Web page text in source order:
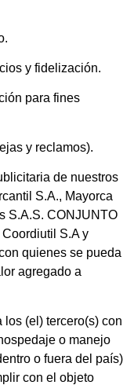
y fidelización.
para fines
y reclamos).
de nuestros
S.A., Mayorca
S.A.S. CONJUNTO
Coordiutil S.A y
quienes se pueda
agregado a
(el) tercero(s) con
o manejo
o fuera del país)
con el objeto